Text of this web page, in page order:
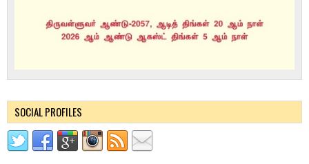
SOCIAL PROFILES